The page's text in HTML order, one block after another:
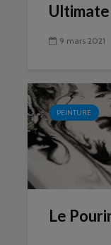
9 mars 2021
PEINTURE
Le